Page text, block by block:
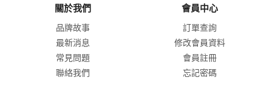
關於我們
品牌故事
最新消息
常見問題
聯絡我們
會員中心
訂單查詢
修改會員資料
會員註冊
忘記密碼